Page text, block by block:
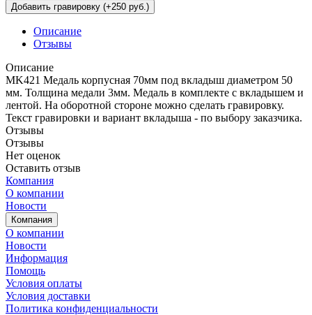
Добавить гравировку (+250 руб.)
Описание
Отзывы
Описание
MK421 Медаль корпусная 70мм под вкладыш диаметром 50
мм. Толщина медали 3мм. Медаль в комплекте с вкладышем и
лентой. На оборотной стороне можно сделать гравировку.
Текст гравировки и вариант вкладыша - по выбору заказчика.
Отзывы
Отзывы
Нет оценок
Оставить отзыв
Компания
О компании
Новости
Компания
О компании
Новости
Информация
Помощь
Условия оплаты
Условия доставки
Политика конфиденциальности